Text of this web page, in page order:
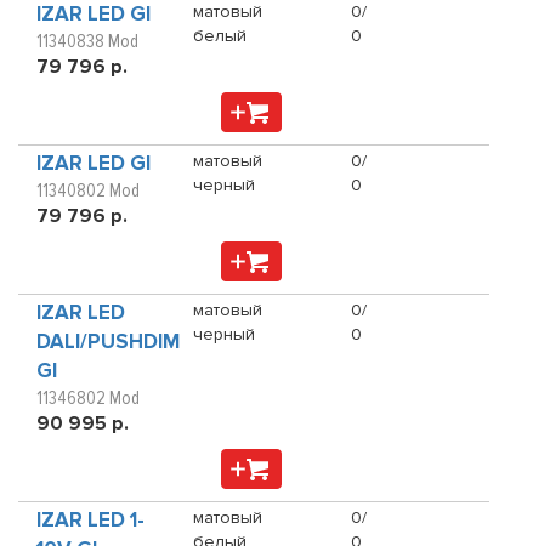
IZAR LED GI
11340838 Mod
79 796 р.
матовый
белый
0/
0
IZAR LED GI
11340802 Mod
79 796 р.
матовый
черный
0/
0
IZAR LED
DALI/PUSHDIM
GI
11346802 Mod
90 995 р.
матовый
черный
0/
0
IZAR LED 1-
матовый
белый
0/
0